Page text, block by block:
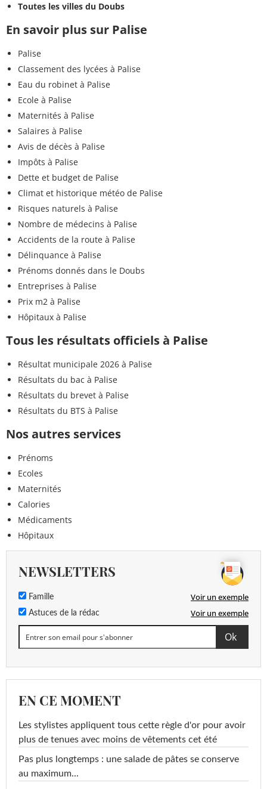
Toutes les villes du Doubs
En savoir plus sur Palise
Palise
Classement des lycées à Palise
Eau du robinet à Palise
Ecole à Palise
Maternités à Palise
Salaires à Palise
Avis de décès à Palise
Impôts à Palise
Dette et budget de Palise
Climat et historique météo de Palise
Risques naturels à Palise
Nombre de médecins à Palise
Accidents de la route à Palise
Délinquance à Palise
Prénoms donnés dans le Doubs
Entreprises à Palise
Prix m2 à Palise
Hôpitaux à Palise
Tous les résultats officiels à Palise
Résultat municipale 2026 à Palise
Résultats du bac à Palise
Résultats du brevet à Palise
Résultats du BTS à Palise
Nos autres services
Prénoms
Ecoles
Maternités
Calories
Médicaments
Hôpitaux
NEWSLETTERS
Famille Voir un exemple
Astuces de la rédac Voir un exemple
EN CE MOMENT
Les stylistes appliquent tous cette règle d'or pour avoir
plus de tenues avec moins de vêtements cet été
Pas plus longtemps : une salade de pâtes se conserve
au maximum...